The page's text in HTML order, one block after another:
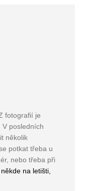
fotografií je
V posledních
několik
potkat třeba u
nebo třeba při
na letišti,